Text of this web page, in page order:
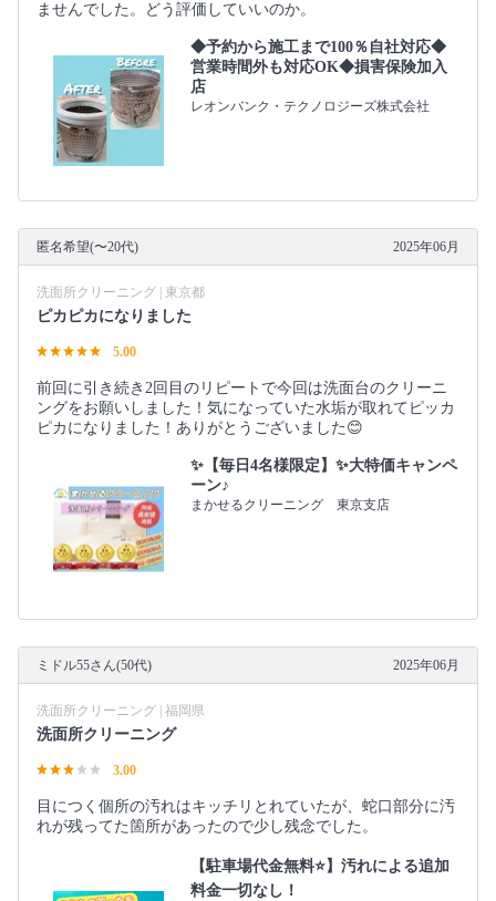
ませんでした。どう評価していいのか。
◆予約から施工まで100％自社対応◆
営業時間外も対応OK◆損害保険加入
店
レオンバンク・テクノロジーズ株式会社
匿名希望(〜20代) 2025年06月
洗面所クリーニング | 東京都
ピカピカになりました
5.00
前回に引き続き2回目のリピートで今回は洗面台のクリーニ
ングをお願いしました！気になっていた水垢が取れてピッカ
ピカになりました！ありがとうございました😊
✨【毎日4名様限定】✨大特価キャンペ
ーン♪
まかせるクリーニング 東京支店
ミドル55さん(50代) 2025年06月
洗面所クリーニング | 福岡県
洗面所クリーニング
3.00
目につく個所の汚れはキッチリとれていたが、蛇口部分に汚
れが残ってた箇所があったので少し残念でした。
【駐車場代金無料⭐️】汚れによる追加
料金一切なし！